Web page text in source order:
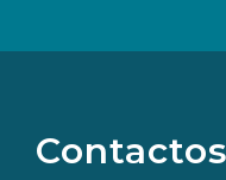
redes
sociais